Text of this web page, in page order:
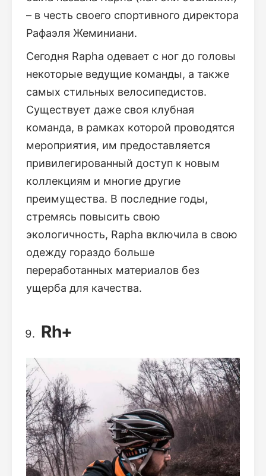
– в честь своего спортивного директора
Рафаэля Жеминиани.
Сегодня Rapha одевает с ног до головы
некоторые ведущие команды, а также
самых стильных велосипедистов.
Существует даже своя клубная
команда, в рамках которой проводятся
мероприятия, им предоставляется
привилегированный доступ к новым
коллекциям и многие другие
преимущества. В последние годы,
стремясь повысить свою
экологичность, Rapha включила в свою
одежду гораздо больше
переработанных материалов без
ущерба для качества.
Rh+